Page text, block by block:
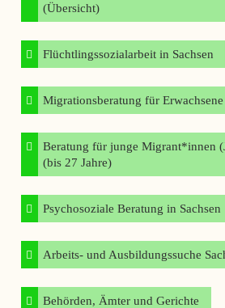
(Übersicht)
Flüchtlingssozialarbeit in Sachsen
Migrationsberatung für
Beratung für junge Migrant*innen
(bis 27 Jahre)
Psychosoziale Beratung in Sachsen
Arbeits- und Ausbildungssuche
Behörden, Ämter und Gerichte